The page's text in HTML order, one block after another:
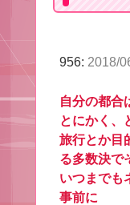
956: 2018/
自分の都合
とにかく、
旅行とか目
る多数決で
いつまでも
事前に